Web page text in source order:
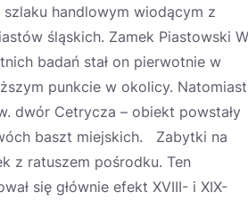
szlaku handlowym wiodącym z
śląskich. Zamek Piastowski W
badań stał on pierwotnie w
punkcie w okolicy. Natomiast
dwór Cetrycza – obiekt powstały
baszt miejskich. Zabytki na
z ratuszem pośrodku. Ten
się głównie efekt XVIII- i XIX-